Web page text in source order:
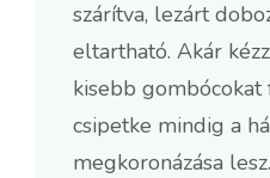
szárítva, lezárt
eltartható. Akár
kisebb
csipetke mindig a
megkoronázása